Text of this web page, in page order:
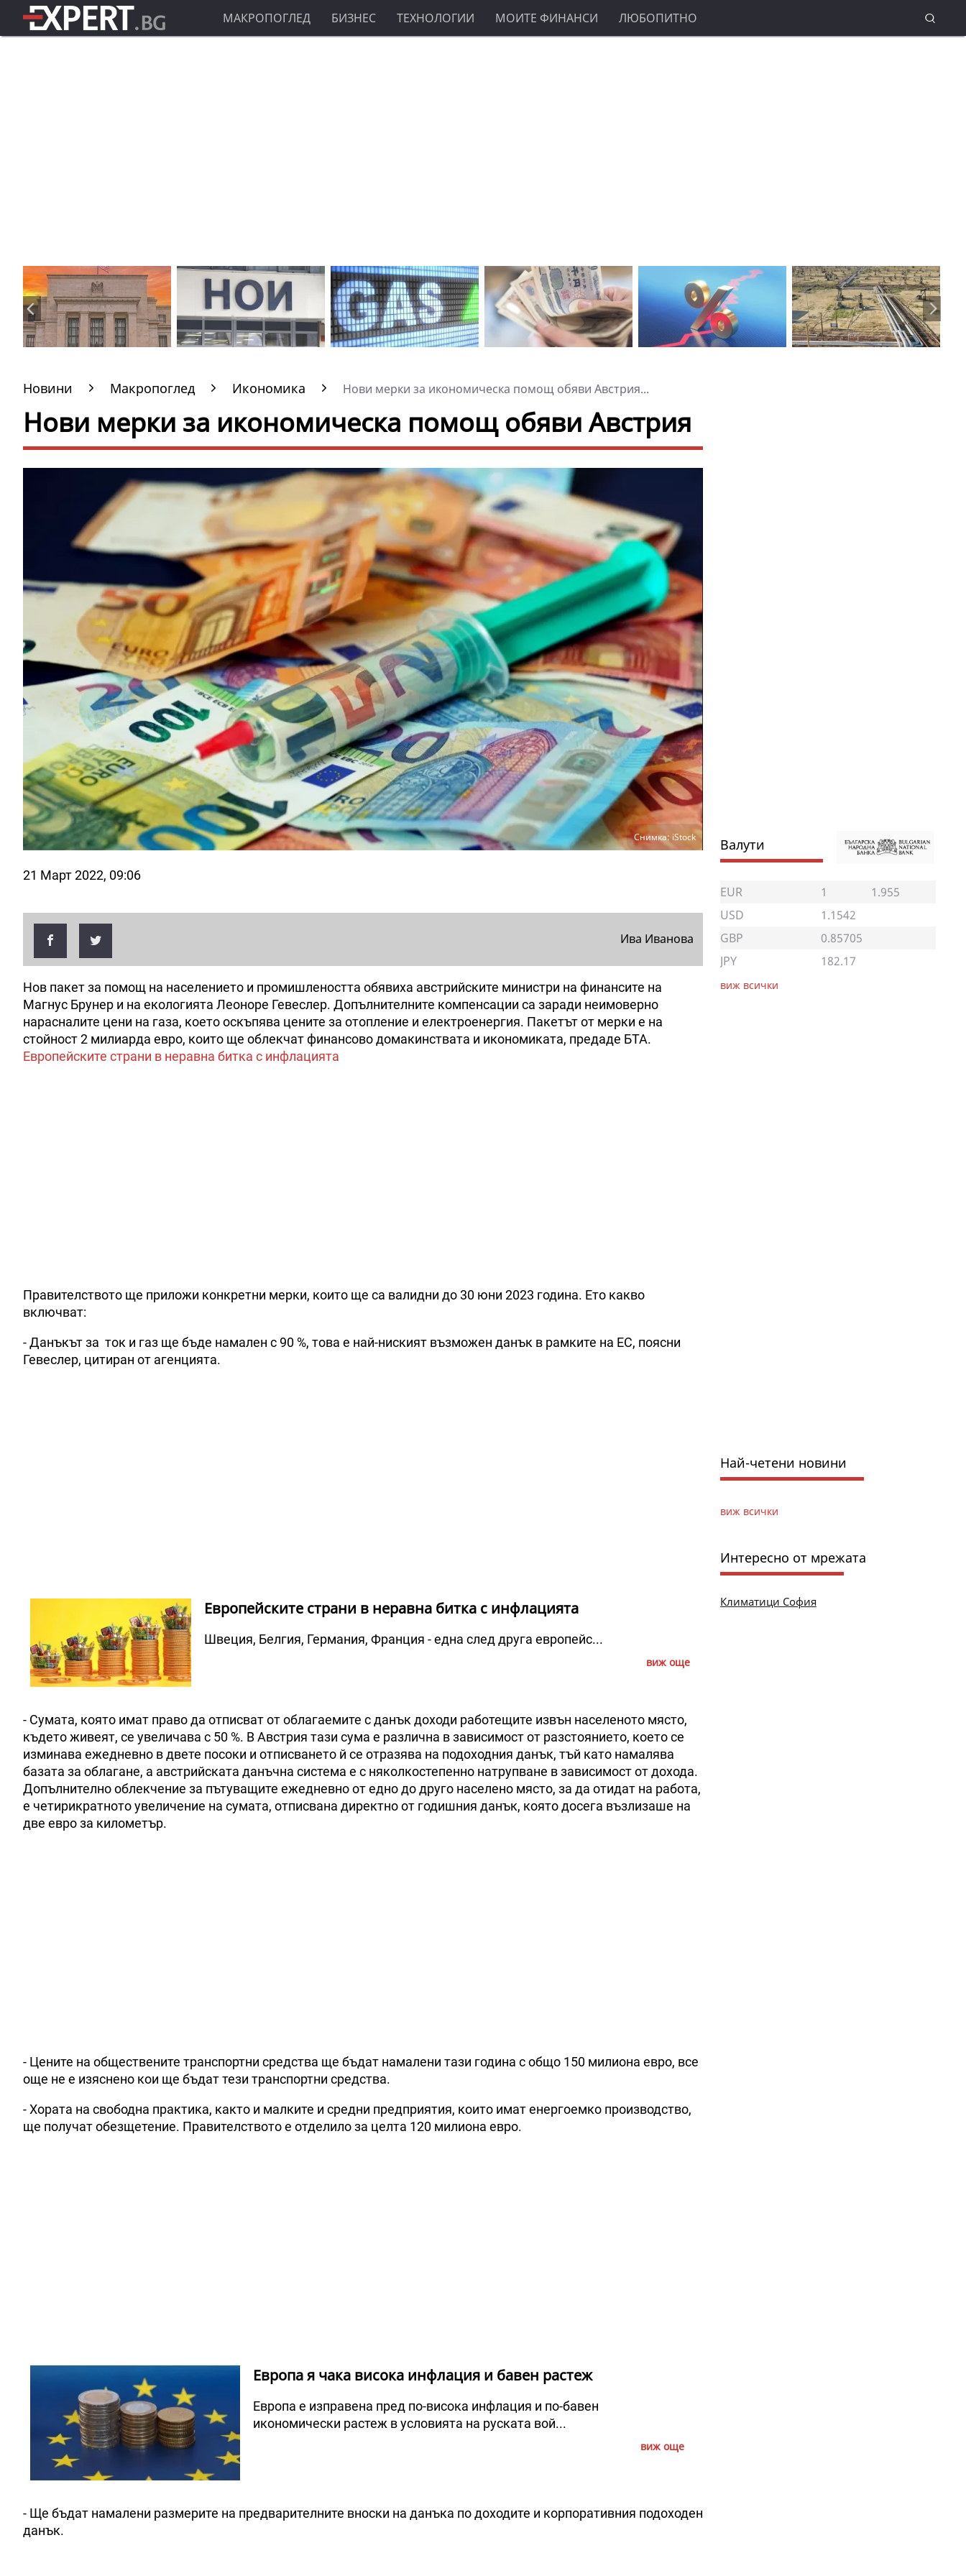
МАКРОПОГЛЕД БИЗНЕС ТЕХНОЛОГИИ МОИТЕ ФИНАНСИ ЛЮБОПИТНО
Новини Макропоглед Икономика Нови мерки за икономическа помощ обяви Австрия...
Нови мерки за икономическа помощ обяви Австрия
Снимка: iStock
21 Март 2022, 09:06
Ива Иванова
Нов пакет за помощ на населението и промишлеността обявиха австрийските министри на финансите на
Магнус Брунер и на екологията Леоноре Гевеслер. Допълнителните компенсации са заради неимоверно
нарасналите цени на газа, което оскъпява цените за отопление и електроенергия. Пакетът от мерки е на
стойност 2 милиарда евро, които ще облекчат финансово домакинствата и икономиката, предаде БТА.
Европейските страни в неравна битка с инфлацията
Правителството ще приложи конкретни мерки, които ще са валидни до 30 юни 2023 година. Ето какво
включват:
- Данъкът за ток и газ ще бъде намален с 90 %, това е най-ниският възможен данък в рамките на ЕС, поясни
Гевеслер, цитиран от агенцията.
Европейските страни в неравна битка с инфлацията
Швеция, Белгия, Германия, Франция - една след друга европейс...
виж още
- Сумата, която имат право да отписват от облагаемите с данък доходи работещите извън населеното място,
където живеят, се увеличава с 50 %. В Австрия тази сума е различна в зависимост от разстоянието, което се
изминава ежедневно в двете посоки и отписването й се отразява на подоходния данък, тъй като намалява
базата за облагане, а австрийската данъчна система е с няколкостепенно натрупване в зависимост от дохода.
Допълнително облекчение за пътуващите ежедневно от едно до друго населено място, за да отидат на работа,
е четирикратното увеличение на сумата, отписвана директно от годишния данък, която досега възлизаше на
две евро за километър.
- Цените на обществените транспортни средства ще бъдат намалени тази година с общо 150 милиона евро, все
още не е изяснено кои ще бъдат тези транспортни средства.
- Хората на свободна практика, както и малките и средни предприятия, които имат енергоемко производство,
ще получат обезщетение. Правителството е отделило за целта 120 милиона евро.
Европа я чака висока инфлация и бавен растеж
Европа е изправена пред по-висока инфлация и по-бавен
икономически растеж в условията на руската вой...
виж още
- Ще бъдат намалени размерите на предварителните вноски на данъка по доходите и корпоративния подоходен
данък.
Валути
EUR 1
1.955
USD
1.1542
GBP
0.85705
JPY
182.17
виж всички
Най-четени новини
виж всички
Интересно от мрежата
Климатици София